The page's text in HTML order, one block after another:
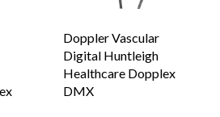
Doppler Vascular
Digital Huntleigh
Healthcare Dopplex
DMX